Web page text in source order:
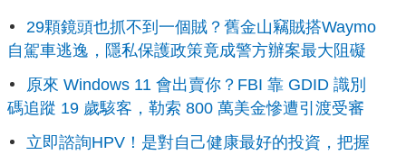
29顆鏡頭也抓不到一個賊？舊金山竊賊搭Waymo
自駕車逃逸，隱私保護政策竟成警方辦案最大阻礙
原來 Windows 11 會出賣你？FBI 靠 GDID 識別
碼追蹤 19 歲駭客，勒索 800 萬美金慘遭引渡受審
立即諮詢HPV！是對自己健康最好的投資，把握